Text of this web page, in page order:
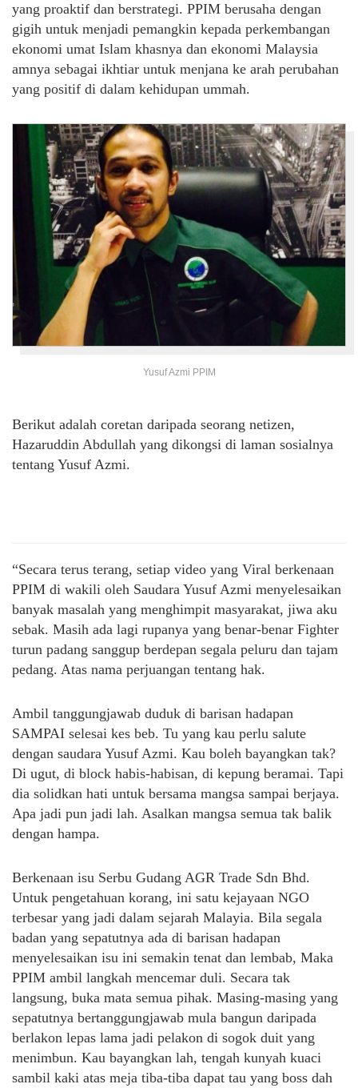
yang proaktif dan berstrategi. PPIM berusaha dengan
gigih untuk menjadi pemangkin kepada perkembangan
ekonomi umat Islam khasnya dan ekonomi Malaysia
amnya sebagai ikhtiar untuk menjana ke arah perubahan
yang positif di dalam kehidupan ummah.
Yusuf Azmi PPIM
Berikut adalah coretan daripada seorang netizen,
Hazaruddin Abdullah yang dikongsi di laman sosialnya
tentang Yusuf Azmi.
“Secara terus terang, setiap video yang Viral berkenaan
PPIM di wakili oleh Saudara Yusuf Azmi menyelesaikan
banyak masalah yang menghimpit masyarakat, jiwa aku
sebak. Masih ada lagi rupanya yang benar-benar Fighter
turun padang sanggup berdepan segala peluru dan tajam
pedang. Atas nama perjuangan tentang hak.
Ambil tanggungjawab duduk di barisan hadapan
SAMPAI selesai kes beb. Tu yang kau perlu salute
dengan saudara Yusuf Azmi. Kau boleh bayangkan tak?
Di ugut, di block habis-habisan, di kepung beramai. Tapi
dia solidkan hati untuk bersama mangsa sampai berjaya.
Apa jadi pun jadi lah. Asalkan mangsa semua tak balik
dengan hampa.
Berkenaan isu Serbu Gudang AGR Trade Sdn Bhd.
Untuk pengetahuan korang, ini satu kejayaan NGO
terbesar yang jadi dalam sejarah Malayia. Bila segala
badan yang sepatutnya ada di barisan hadapan
menyelesaikan isu ini semakin tenat dan lembab, Maka
PPIM ambil langkah mencemar duli. Secara tak
langsung, buka mata semua pihak. Masing-masing yang
sepatutnya bertanggungjawab mula bangun daripada
berlakon lepas lama jadi pelakon di sogok duit yang
menimbun. Kau bayangkan lah, tengah kunyah kuaci
sambil kaki atas meja tiba-tiba dapat tau yang boss dah